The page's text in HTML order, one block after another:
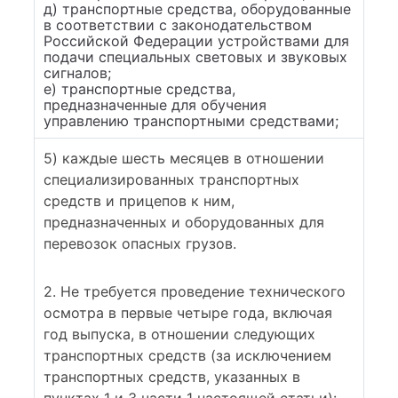
д) транспортные средства, оборудованные
в соответствии с законодательством
Российской Федерации устройствами для
подачи специальных световых и звуковых
сигналов;
е) транспортные средства,
предназначенные для обучения
управлению транспортными средствами;
5) каждые шесть месяцев в отношении
специализированных транспортных
средств и прицепов к ним,
предназначенных и оборудованных для
перевозок опасных грузов.
2. Не требуется проведение технического
осмотра в первые четыре года, включая
год выпуска, в отношении следующих
транспортных средств (за исключением
транспортных средств, указанных в